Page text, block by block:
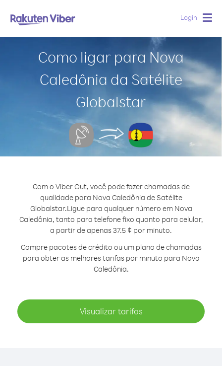
Login
Como ligar para Nova
Caledônia da Satélite
Globalstar
Com o Viber Out, você pode fazer chamadas de
qualidade para Nova Caledônia de Satélite
Globalstar.Ligue para qualquer número em Nova
Caledônia, tanto para telefone fixo quanto para celular,
a partir de apenas 37.5 ¢ por minuto.
Compre pacotes de crédito ou um plano de chamadas
para obter as melhores tarifas por minuto para Nova
Caledônia.
Visualizar tarifas